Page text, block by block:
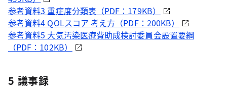
参考資料3 重症度分類表（PDF：179KB）
参考資料4 QOLスコア 考え方（PDF：200KB）
参考資料5 大気汚染医療費助成検討委員会設置要綱
（PDF：102KB）
5 議事録